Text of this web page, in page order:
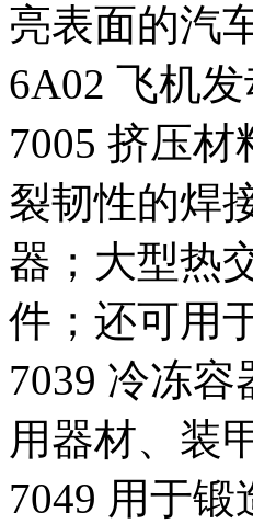
亮表面的汽
6A02 飞机
7005 挤压
裂韧性的焊
器；大型热
件；还可用
7039 冷冻
用器材、装
7049 用于